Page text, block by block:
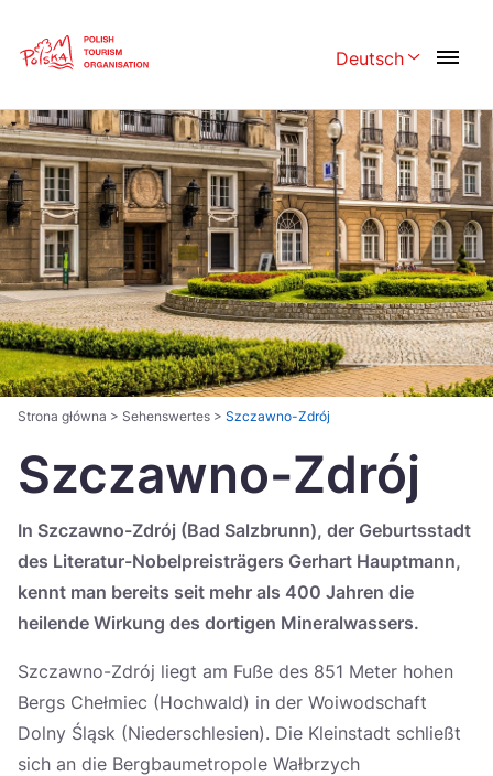
Deutsch
Polski English
Česká 中国
Dansk Deutsch
Español Français
Italiano Magyar
Nederlands 日本語
Português
Suomi Svenska
Україна
Zamknij
Strona główna > Sehenswertes > Szczawno-Zdrój
Szczawno-Zdrój
In Szczawno-Zdrój (Bad Salzbrunn), der Geburtsstadt
des Literatur-Nobelpreisträgers Gerhart Hauptmann,
kennt man bereits seit mehr als 400 Jahren die
heilende Wirkung des dortigen Mineralwassers.
Szczawno-Zdrój liegt am Fuße des 851 Meter hohen
Bergs Chełmiec (Hochwald) in der Woiwodschaft
Dolny Śląsk (Niederschlesien). Die Kleinstadt schließt
sich an die Bergbaumetropole Wałbrzych